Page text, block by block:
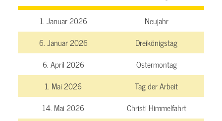
1. Januar 2026
Neujahr
6. Januar 2026
Dreikönigstag
6. April 2026
Ostermontag
1. Mai 2026
Tag der Arbeit
14. Mai 2026
Christi Himmelfahrt